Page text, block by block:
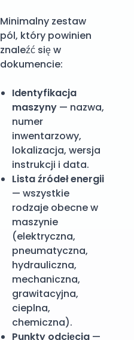
Minimalny zestaw
pól, który powinien
znaleźć się w
dokumencie:
Identyfikacja
maszyny — nazwa,
numer
inwentarzowy,
lokalizacja, wersja
instrukcji i data.
Lista źródeł energii
— wszystkie
rodzaje obecne w
maszynie
(elektryczna,
pneumatyczna,
hydrauliczna,
mechaniczna,
grawitacyjna,
cieplna,
chemiczna).
Punkty odcięcia —